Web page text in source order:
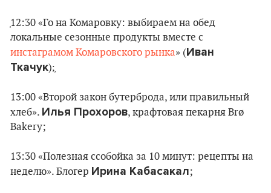
͕12:30 «Го на Комаровку: выбираем на обед
локальные сезонные продукты вместе с
инстаграмом Комаровского рынка» (Иван
Ткачук);͕
13:00 «Второй закон бутерброда, или правильный
хлеб». Илья Прохоров, крафтовая пекарня Brø
Bakery;
13:30 «Полезная ссобойка за 10 минут: рецепты на
неделю». Блогер Ирина Кабасакал;